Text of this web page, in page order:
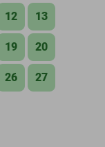
12 13
19 20
26 27